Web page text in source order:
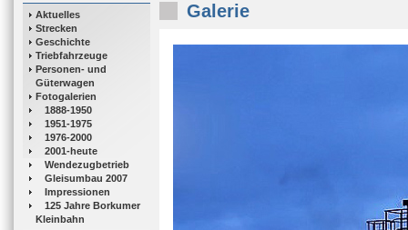
Aktuelles
Strecken
Geschichte
Triebfahrzeuge
Personen- und
Güterwagen
Fotogalerien
1888-1950
1951-1975
1976-2000
2001-heute
Wendezugbetrieb
Gleisumbau 2007
Impressionen
125 Jahre Borkumer
Kleinbahn
Galerie